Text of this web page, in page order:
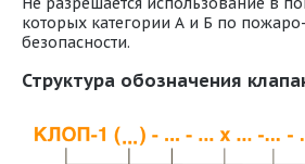
которых категории А и Б по
безопасности.
Структура обозначения